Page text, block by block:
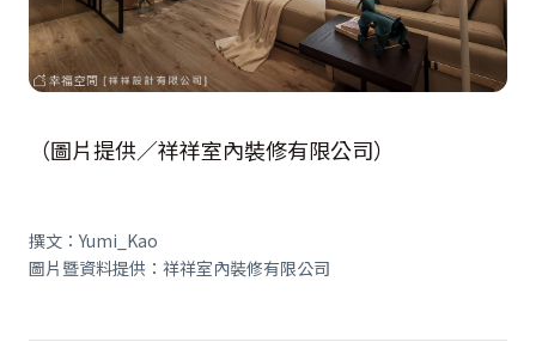
（圖片提供／祥祥室內裝修有限公司）
撰文：Yumi_Kao
圖片暨資料提供：祥祥室內裝修有限公司